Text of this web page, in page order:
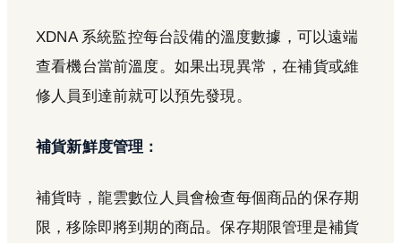
XDNA 系統監控每台設備的溫度數據，可以遠端
查看機台當前溫度。如果出現異常，在補貨或維
修人員到達前就可以預先發現。
補貨新鮮度管理：
補貨時，龍雲數位人員會檢查每個商品的保存期
限，移除即將到期的商品。保存期限管理是補貨